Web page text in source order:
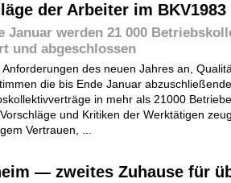
der Arbeiter im BKV1983
Januar werden 21 000
und abgeschlossen
Anforderungen des neuen Jahres an,
die bis Ende Januar
in mehr als 21000
und Kritiken der Werktätigen
Vertrauen, ...
— zweites Zuhause für